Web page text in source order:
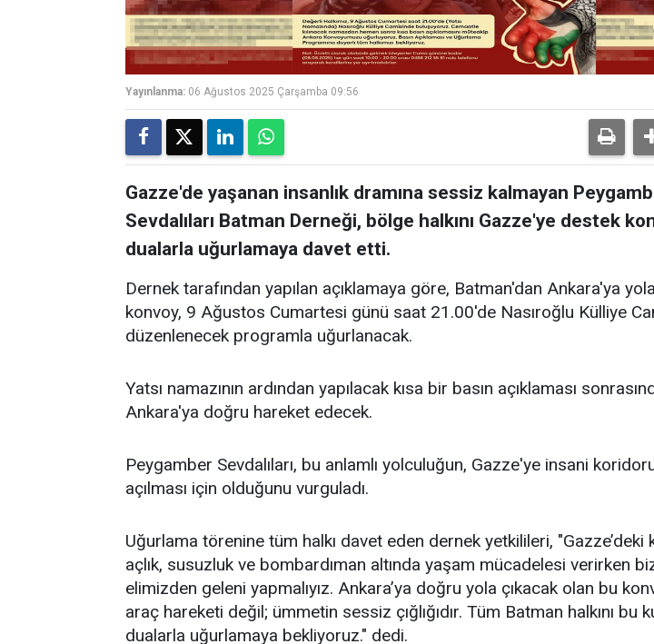
Yayınlanma: 06 Ağustos 2025 Çarşamba 09:56
Gazze'de yaşanan insanlık dramına sessiz kalmayan
Sevdalıları Batman Derneği, bölge halkını Gazze'ye destek
dualarla uğurlamaya davet etti.
Dernek tarafından yapılan açıklamaya göre, Batman'dan Ankara'ya
konvoy, 9 Ağustos Cumartesi günü saat 21.00'de Nasıroğlu Külliye
düzenlenecek programla uğurlanacak.
Yatsı namazının ardından yapılacak kısa bir basın açıklaması
Ankara'ya doğru hareket edecek.
Peygamber Sevdalıları, bu anlamlı yolculuğun, Gazze'ye insani
açılması için olduğunu vurguladı.
Uğurlama törenine tüm halkı davet eden dernek yetkilileri, "Gazze’deki
açlık, susuzluk ve bombardıman altında yaşam mücadelesi verirken
elimizden geleni yapmalıyız. Ankara’ya doğru yola çıkacak olan bu
araç hareketi değil; ümmetin sessiz çığlığıdır. Tüm Batman halkını bu
dualarla uğurlamaya bekliyoruz." dedi.